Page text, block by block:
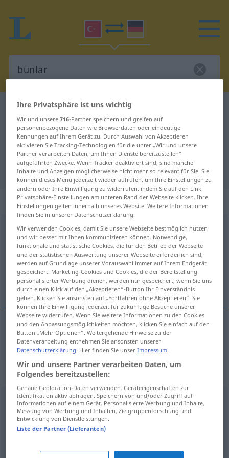
Türkisch-Deutsch Wörterbuch
Türkisch-Deutsch Übersetzung für
"bunlar"
"bunlar" Deutsch Übersetzung
„bunlar“
bunlara. PEJ
Übersicht aller Übersetzungen
(Für mehr Details die Übersetzung anklicken/antippen)
sie, die
sie, die PL bunlar
Beispielsätze für "bunlar"
hepbunlar
das (oddies)
teferruat
Ihre Privatsphäre ist uns wichtig
Wir und unsere716-Partner speichern und greifen auf
personenbezogene Daten wie Browserdaten oder eindeutige
Kennungen auf Ihrem Gerät zu. Durch Auswahl von Akzeptieren
aktivieren Sie Tracking-Technologien für die unter „Wir und unsere
Partner verarbeiten Daten, um Ihnen Dienste bereitzustellen“
aufgeführten Zwecke. Wenn Tracker deaktiviert sind, sind manche
Inhalte und Anzeigen möglicherweise nicht mehr so relevant für Sie. Sie
können dieses Menü jederzeit wieder aufrufen, um Ihre Einstellungen zu
ändern oder Ihre Einwilligung zu widerrufen, indem Sie auf den Link
Privatsphäre-Einstellungen am unteren Rand der Webseite klicken. Ihre
Einstellungen gelten innerhalb unseres Website. Weitere Informationen
finden Sie in unserer Datenschutzerklärung.
Wir verwenden Cookies, damit Sie unsere Webseite bestmöglich nutzen
und wir besser mit Ihnen kommunizieren können. Notwendige,
funktionale und statistische Cookies, die für den Betrieb der Webseite
und der statistischen Auswertung unserer Webseite erforderlich sind,
werden auf Grundlage unserer Vorauswahl immer auf Ihrem Endgerät
gespeichert. Marketing-Cookies und Cookies, die der Bereitstellung
personalisierter Werbung dienen, werden nur gespeichert, wenn Sie uns
durch einen Klick auf den „Akzeptieren“-Button Ihr Einverständnis
geben. Klicken Sie ansonsten auf „Fortfahren ohne Akzeptieren“. Sie
können Ihre Einwilligung jederzeit für zukünftige Besuche unserer
Webseite widerrufen. Wenn Sie weitere Informationen zu den Cookies
und den Anpassungsmöglichkeiten möchten, klicken Sie einfach auf den
Button „Mehr Optionen“. Weitergehende Hinweise zu der
Datenverarbeitung entnehmen Sie ansonsten unserer
Datenschutzerklärung. Hier finden Sie unserImpressum.
Wir und unsere Partner verarbeiten Daten, um
Folgendes bereitzustellen:
Genaue Geolocation-Daten verwenden. Geräteeigenschaften zur
Identifikation aktiv abfragen. Speichern von und/oder Zugriff auf
Informationen auf einem Gerät. Personalisierte Werbung und Inhalte,
Messung von Werbung und Inhalten, Zielgruppenforschung und
Entwicklung von Dienstleistungen.
Liste der Partner (Lieferanten)